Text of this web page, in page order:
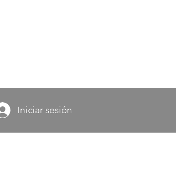
Iniciar sesión